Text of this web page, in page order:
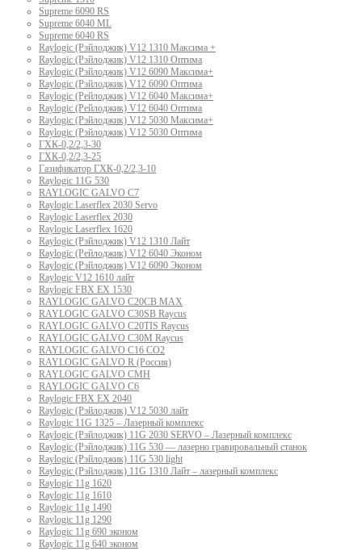
Supreme 6090 RS
Supreme 6040 ML
Supreme 6040 RS
Raylogic (Рэйлоджик) V12 1310 Максима +
Raylogic (Рэйлоджик) V12 1310 Оптима
Raylogic (Рэйлоджик) V12 6090 Максима+
Raylogic (Рэйлоджик) V12 6090 Оптима
Raylogic (Рейлоджик) V12 6040 Максима+
Raylogic (Рейлоджик) V12 6040 Оптима
Raylogic (Рэйлоджик) V12 5030 Максима+
Raylogic (Рэйлоджик) V12 5030 Оптима
ГХК-0,2/2,3-30
ГХК-0,2/2,3-25
Газификатор ГХК-0,2/2,3-10
Raylogic 11G 530
RAYLOGIC GALVO С7
Raylogic Laserflex 2030 Servo
Raylogic Laserflex 2030
Raylogic Laserflex 1620
Raylogic (Рэйлоджик) V12 1310 Лайт
Raylogic (Рейлоджик) V12 6040 Эконом
Raylogic (Рэйлоджик) V12 6090 Эконом
Raylogic V12 1610 лайт
Raylogic FBX EX 1530
RAYLOGIC GALVO С20CB MAX
RAYLOGIC GALVO С30SB Raycus
RAYLOGIC GALVO C20TIS Raycus
RAYLOGIC GALVO С30M Raycus
RAYLOGIC GALVO С16 CO2
RAYLOGIC GALVO R (Россия)
RAYLOGIC GALVO CMH
RAYLOGIC GALVO С6
Raylogic FBX EX 2040
Raylogic (Рэйлоджик) V12 5030 лайт
Raylogic 11G 1325 – Лазерный комплекс
Raylogic (Рэйлоджик) 11G 2030 SERVO – Лазерный комплекс
Raylogic (Рэйлоджик) 11G 530 — лазерно гравировальный станок
Raylogic (Рэйлоджик) 11G 530 light
Raylogic (Рэйлоджик) 11G 1310 Лайт – лазерный комплекс
Raylogic 11g 1620
Raylogic 11g 1610
Raylogic 11g 1490
Raylogic 11g 1290
Raylogic 11g 690 эконом
Raylogic 11g 640 эконом